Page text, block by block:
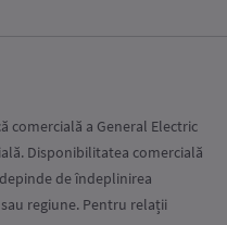
comercială a General Electric
Disponibilitatea comercială
de îndeplinirea
regiune. Pentru relații